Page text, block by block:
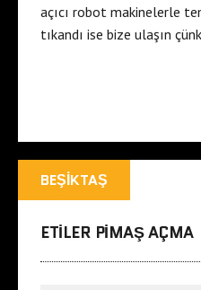
açıcı robot makinelerle
tıkandı ise bize ulaşın
BEŞIKTAŞ
ETILER PIMAŞ AÇMA